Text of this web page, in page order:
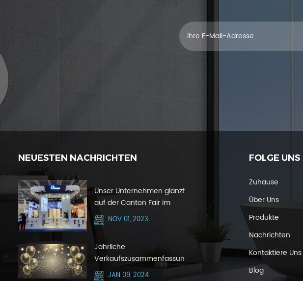
NEUESTEN NACHRICHTEN
Unser Unternehmen glänzt
auf der Canton Fair im
Oktober 2023 mit Silver
Hair Zone
NOV 01, 2023
Jährliche
Verkaufszusammenfassungsnachrichten
JAN 09, 2024
FOLGE UNS
Zuhause
Über Uns
Produkte
Nachrichten
Kontaktiere Uns
Blog